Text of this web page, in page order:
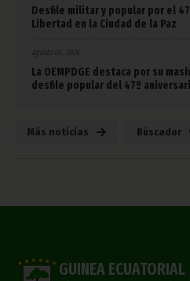
Desfile militar y popular por el
Libertad en la Ciudad de la Paz
agosto 03, 2026
La OEMPDGE destaca por su
desfile popular del 47º
Más noticias Búscador
GUINEA ECUATORIAL